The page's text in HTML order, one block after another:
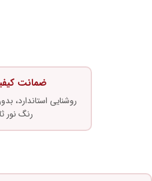
ضمانت
روشنایی استاندارد،
رنگ نور